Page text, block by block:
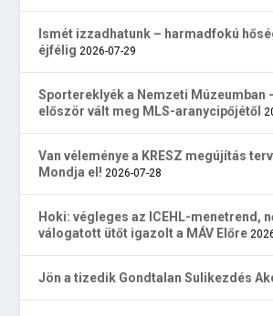
Ismét izzadhatunk – harmadfokú
éjfélig 2026-07-29
Sportereklyék a Nemzeti Múzeumban
először vált meg MLS-aranycipőjétől
Van véleménye a KRESZ megújítás
Mondja el! 2026-07-28
Hoki: végleges az ICEHL-menetrend,
válogatott ütőt igazolt a MÁV Előre
Jön a tizedik Gondtalan Sulikezdés